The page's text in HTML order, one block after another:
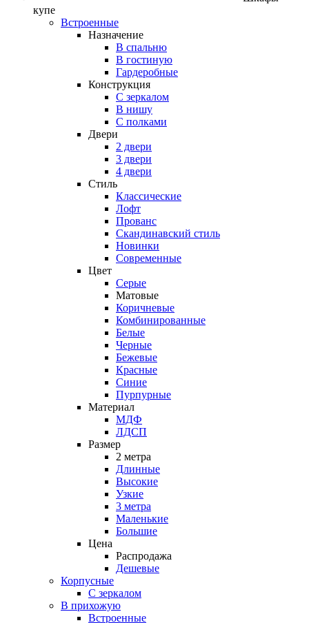
купе
Встроенные
Назначение
В спальню
В гостиную
Гардеробные
Конструкция
C зеркалом
В нишу
С полками
Двери
2 двери
3 двери
4 двери
Стиль
Классические
Лофт
Прованс
Скандинавский стиль
Новинки
Современные
Цвет
Серые
Матовые
Коричневые
Комбинированные
Белые
Черные
Бежевые
Красные
Синие
Пурпурные
Материал
МДФ
ЛДСП
Размер
2 метра
Длинные
Высокие
Узкие
3 метра
Маленькие
Большие
Цена
Распродажа
Дешевые
Корпусные
С зеркалом
В прихожую
Встроенные